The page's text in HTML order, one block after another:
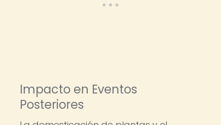
Impacto en Eventos
Posteriores